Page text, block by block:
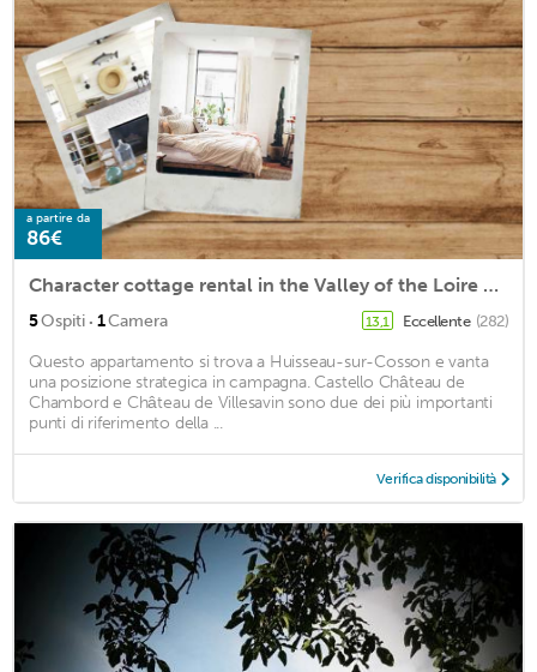
a partire da
86€
Character cottage rental in the Valley of the Loire castles
5Ospiti · 1Camera 13,1 Eccellente (282)
Questo appartamento si trova a Huisseau-sur-Cosson e vanta
una posizione strategica in campagna. Castello Château de
Chambord e Château de Villesavin sono due dei più importanti
punti di riferimento della ...
Verifica disponibilità